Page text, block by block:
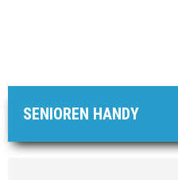
SENIOREN HANDY